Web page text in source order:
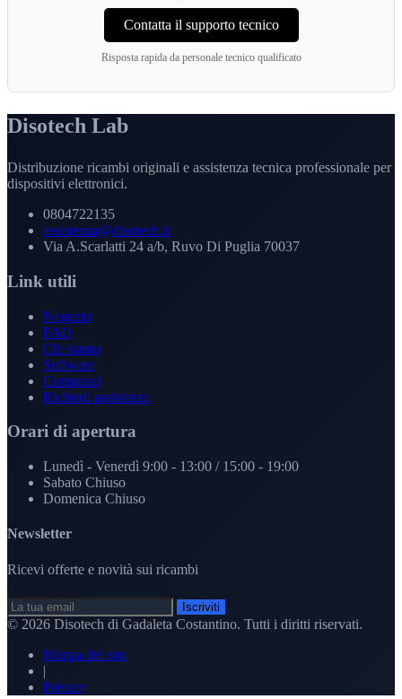
Contatta il supporto tecnico
Risposta rapida da personale tecnico qualificato
Disotech Lab
Distribuzione ricambi originali e assistenza tecnica professionale per
dispositivi elettronici.
0804722135
assistenza@disotech.it
Via A.Scarlatti 24 a/b, Ruvo Di Puglia 70037
Link utili
Negozio
FAQ
Chi siamo
Software
Contattaci
Richiedi assistenza
Orari di apertura
Lunedì - Venerdì 9:00 - 13:00 / 15:00 - 19:00
Sabato Chiuso
Domenica Chiuso
Newsletter
Ricevi offerte e novità sui ricambi
Iscriviti
© 2026 Disotech di Gadaleta Costantino. Tutti i diritti riservati.
Mappa del sito
|
Privacy